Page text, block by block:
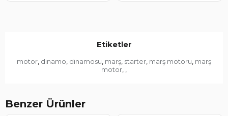
Etiketler
motor dinamo dinamosu marş starter marş motoru marş
motor
Benzer Ürünler